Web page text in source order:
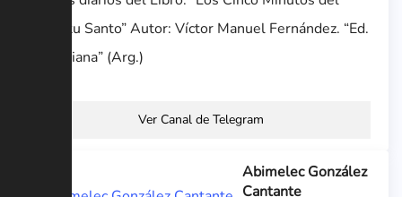
Espíritu Santo” Autor: Víctor Manuel Fernández. “Ed.
Claretiana” (Arg.)
Ver Canal de Telegram
Abimelec González
Cantante